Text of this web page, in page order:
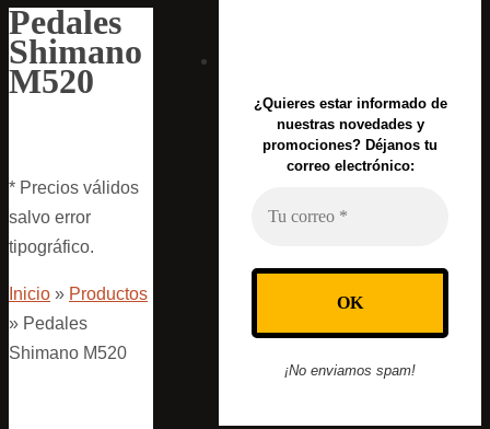
Pedales
Shimano
M520
* Precios válidos
salvo error
tipográfico.
Inicio » Productos
» Pedales
Shimano M520
¿Quieres estar informado de
nuestras novedades y
promociones? Déjanos tu
correo electrónico:
¡No enviamos spam!